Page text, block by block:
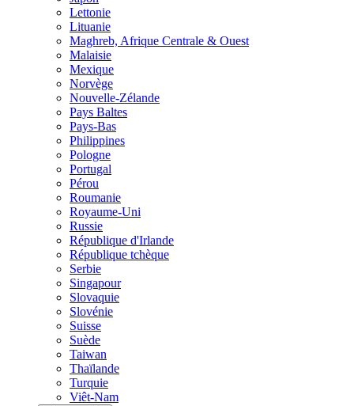
Lettonie
Lituanie
Maghreb, Afrique Centrale & Ouest
Malaisie
Mexique
Norvège
Nouvelle-Zélande
Pays Baltes
Pays-Bas
Philippines
Pologne
Portugal
Pérou
Roumanie
Royaume-Uni
Russie
République d'Irlande
République tchèque
Serbie
Singapour
Slovaquie
Slovénie
Suisse
Suède
Taiwan
Thaïlande
Turquie
Viêt-Nam